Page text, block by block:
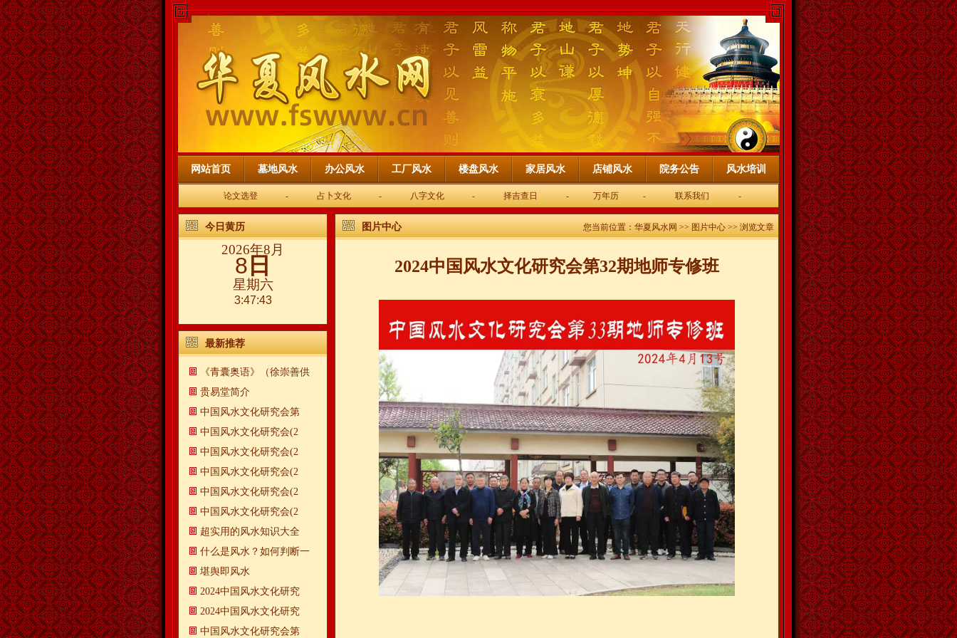
网站首页 墓地风水 办公风水 工厂风水 楼盘风水 家居风水 店铺风水 院务公告 风水培训
论文选登 - 占卜文化 - 八字文化 - 择吉查日 - 万年历 - 联系我们 -
今日黄历
2026年8月
8 日
星期六
3:47:44
最新推荐
《青囊奥语》（徐崇善供
贵易堂简介
中国风水文化研究会第
中国风水文化研究会(2
中国风水文化研究会(2
中国风水文化研究会(2
中国风水文化研究会(2
中国风水文化研究会(2
超实用的风水知识大全
什么是风水？如何判断一
​堪舆即风水
2024中国风水文化研究
2024中国风水文化研究
中国风水文化研究会第
图片中心 您当前位置：华夏风水网>>图片中心>> 浏览文章
2024中国风水文化研究会第32期地师专修班